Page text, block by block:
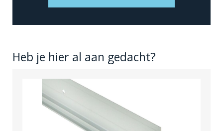
Heb je hier al aan gedacht?